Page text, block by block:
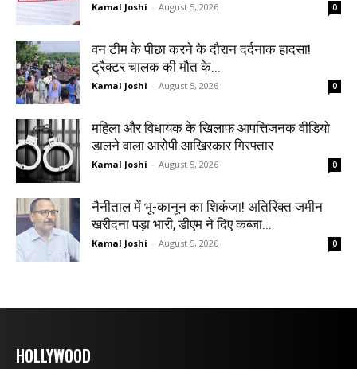
Kamal Joshi - August 5, 2026 0
वन टीम के पीछा करने के दौरान दर्दनाक हादसा!
ट्रैक्टर चालक की मौत के...
Kamal Joshi - August 5, 2026 0
महिला और विधायक के खिलाफ आपत्तिजनक वीडियो
डालने वाला आरोपी आखिरकार गिरफ्तार
Kamal Joshi - August 5, 2026 0
नैनीताल में भू-कानून का शिकंजा! अतिरिक्त जमीन
खरीदना पड़ा भारी, डीएम ने दिए कब्जा...
Kamal Joshi - August 5, 2026 0
HOLLYWOOD